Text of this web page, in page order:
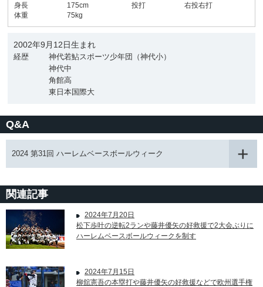
身長
175cm 投打
右投右打
体重
75kg
2002年9月12日生まれ
経歴
神代若鮎スポーツ少年団（神代小）
神代中
角館高
東日本国際大
Q&A
2024 第31回 ハーレムベースボールウィーク
関連記事
2024年7月20日
松下歩叶の逆転2ランや藤井優矢の好救援で2大会ぶりに
ハーレムベースボールウィークを制す
2024年7月15日
柳舘憲吾の本塁打や藤井優矢の好救援などで欧州選手権